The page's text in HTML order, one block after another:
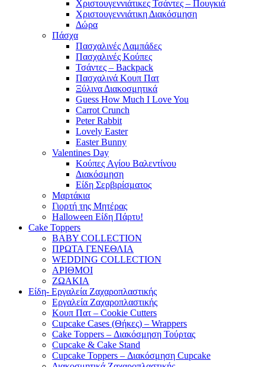
Χριστουγεννιάτικες Τσάντες – Πουγκιά
Χριστουγεννιάτικη Διακόσμηση
Δώρα
Πάσχα
Πασχαλινές Λαμπάδες
Πασχαλινές Κούπες
Τσάντες – Backpack
Πασχαλινά Κουπ Πατ
Ξύλινα Διακοσμητικά
Guess How Much I Love You
Carrot Crunch
Peter Rabbit
Lovely Easter
Easter Bunny
Valentines Day
Κούπες Aγίου Βαλεντίνου
Διακόσμηση
Είδη Σερβιρίσματος
Μαρτάκια
Γιορτή της Μητέρας
Halloween Είδη Πάρτυ!
Cake Toppers
BABY COLLECTION
ΠΡΩΤΑ ΓΕΝΕΘΛΙΑ
WEDDING COLLECTION
ΑΡΙΘΜΟΙ
ΖΩΑΚΙΑ
Είδη- Εργαλεία Ζαχαροπλαστικής
Εργαλεία Ζαχαροπλαστικής
Κουπ Πατ – Cookie Cutters
Cupcake Cases (Θήκες) – Wrappers
Cake Toppers – Διακόσμηση Τούρτας
Cupcake & Cake Stand
Cupcake Toppers – Διακόσμηση Cupcake